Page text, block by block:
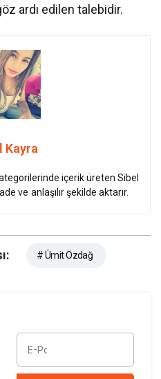
ardı edilen talebidir.
Kayra
içerik üreten Sibel
ve anlaşılır şekilde aktarır.
# Ümit Özdağ